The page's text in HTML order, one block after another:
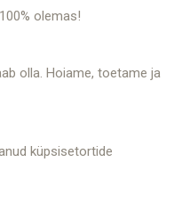
olemas!
olla. Hoiame, toetame ja
küpsisetortide